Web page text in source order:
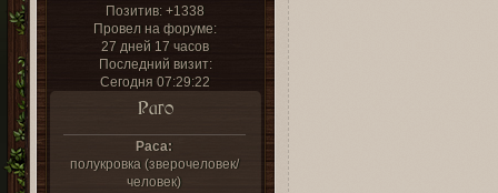
Позитив: +1338
Провел на форуме:
27 дней 17 часов
Последний визит:
Сегодня 07:29:22
Раго
Раса:
полукровка (зверочеловек/
человек)